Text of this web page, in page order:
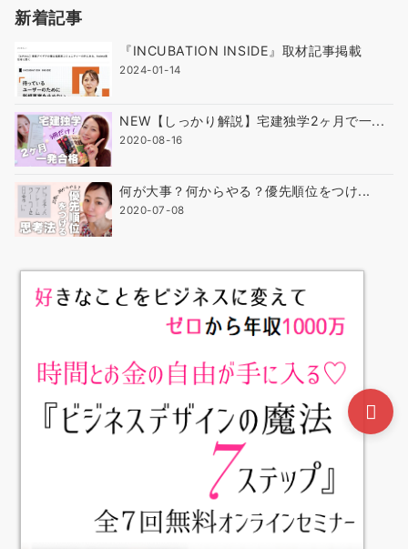
新着記事
『INCUBATION INSIDE』取材記事掲載
2024-01-14
NEW【しっかり解説】宅建独学2ヶ月で一...
2020-08-16
何が大事？何からやる？優先順位をつけ...
2020-07-08